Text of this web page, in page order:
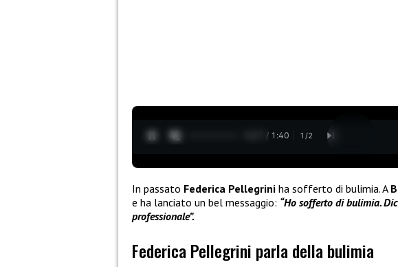
0:28 / 1:40 1 /2
In passato Federica Pellegrini ha sofferto di bulimia. A
e ha lanciato un bel messaggio: “Ho sofferto di bulimia.
professionale”.
Federica Pellegrini parla della bulimia